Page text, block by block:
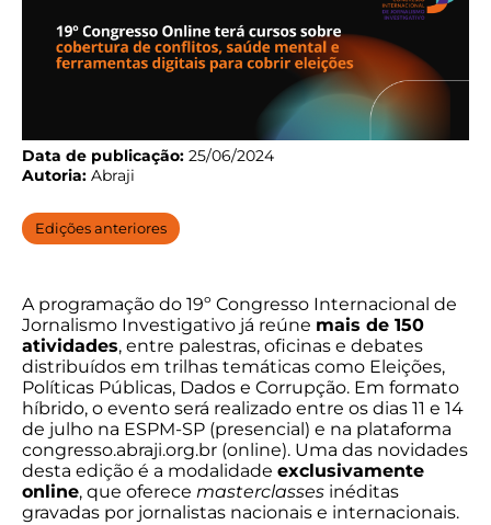
Data de publicação: 25/06/2024
Autoria: Abraji
Edições anteriores
A programação do 19º Congresso Internacional de
Jornalismo Investigativo já reúne mais de 150
atividades, entre palestras, oficinas e debates
distribuídos em trilhas temáticas como Eleições,
Políticas Públicas, Dados e Corrupção. Em formato
híbrido, o evento será realizado entre os dias 11 e 14
de julho na ESPM-SP (presencial) e na plataforma
congresso.abraji.org.br (online). Uma das novidades
desta edição é a modalidade exclusivamente
online, que oferece masterclasses inéditas
gravadas por jornalistas nacionais e internacionais.